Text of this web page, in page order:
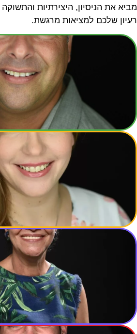
את הניסיון, היצירתיות
שלכם למציאות מרגשת.
אורן
מנכ"ל
רויטל
מנהלת שיווק
דליה
מנהלת משרד